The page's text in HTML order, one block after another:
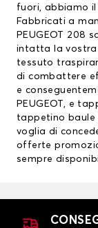
fuori, abbiamo il
Fabbricati a
PEUGEOT 208
intatta la vostra
tessuto
di combattere
e
PEUGEOT , e
tappetino baule
voglia di
offerte
sempre